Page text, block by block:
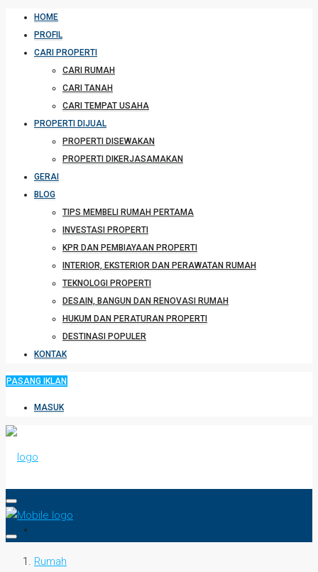
HOME
PROFIL
CARI PROPERTI
CARI RUMAH
CARI TANAH
CARI TEMPAT USAHA
PROPERTI DIJUAL
PROPERTI DISEWAKAN
PROPERTI DIKERJASAMAKAN
GERAI
BLOG
TIPS MEMBELI RUMAH PERTAMA
INVESTASI PROPERTI
KPR DAN PEMBIAYAAN PROPERTI
INTERIOR, EKSTERIOR DAN PERAWATAN RUMAH
TEKNOLOGI PROPERTI
DESAIN, BANGUN DAN RENOVASI RUMAH
HUKUM DAN PERATURAN PROPERTI
DESTINASI POPULER
KONTAK
PASANG IKLAN
MASUK
Rumah